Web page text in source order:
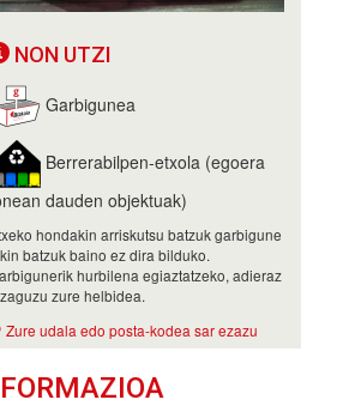
NON UTZI
Garbigunea
Berrerabilpen-etxola (egoera
dauden objektuak)
hondakin arriskutsu batzuk garbigune
batzuk baino ez dira bilduko.
hurbilena egiaztatzeko, adieraz
zure helbidea.
Zure udala edo posta-kodea sar ezazu